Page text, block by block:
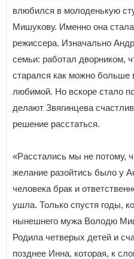
влюбился в молоденькую
Мишукову. Именно она
режиссера. Изначально
семьи: работал дворником,
старался как можно больше
любимой. Но вскоре стало
делают Звягинцева
решение расстаться.
«Расстались мы не потому,
желание разойтись было у
человека брак и
ушла. Только спустя годы,
нынешнего мужа Володю
Родила четверых детей и
позднее Инна, которая, к